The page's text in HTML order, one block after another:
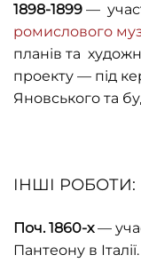
1898-1899 —
ромислового
планів та
проекту — під
Яновського та
ІНШІ РОБОТИ:
Поч. 1860-х—
Пантеону в